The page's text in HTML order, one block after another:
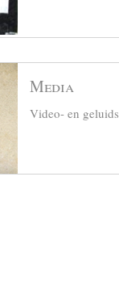
Media
Video- en